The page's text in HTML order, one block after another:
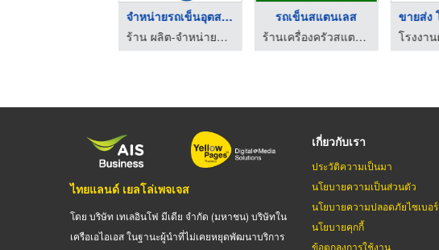
โรงงานผลิตรถเข็น
ร้าน ผลิต-จำหน่ายรถเข็น ล ซังหลี
รถเข็นพื้นเรียบ
ร้าน ผลิต-จำหน่ายรถเข็น ล ซังหลี
ไทยแลนด์ เยลโล่เพจเจส
โดย บริษัท เทเลอินโฟ มีเดีย จำกัด (มหาชน) บริษัทใน
เครือเอไอเอส ในฐานะผู้นำที่ไม่เคยหยุดพัฒนาบริการ
เกี่ยวกับเรา
ประวัติความเป็นมา
นโยบายความเป็นส่วนตัว
นโยบายความปลอดภัยไซเบอร์
นโยบายคุกกี้
ข้อตกลงการใช้งาน